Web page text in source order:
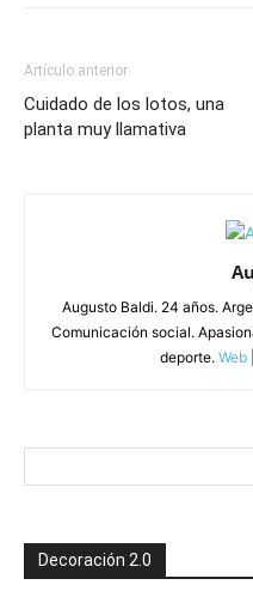
Artículo anterior
Cuidado de los lotos, una
planta muy llamativa
Augusto Baldi. 24 años.
Comunicación social.
deporte. Web
Decoración 2.0